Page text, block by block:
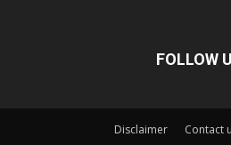
FOLLOW
Disclaimer Contact